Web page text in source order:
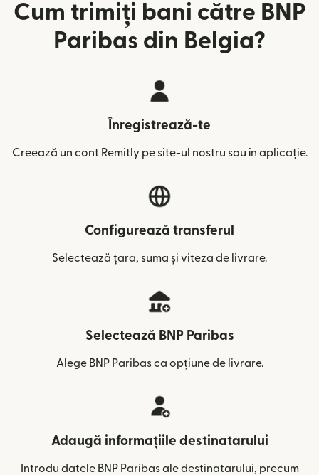
Cum trimiți bani către BNP
Paribas din Belgia?
Înregistrează-te
Creează un cont Remitly pe site-ul nostru sau în aplicație.
Configurează transferul
Selectează țara, suma și viteza de livrare.
Selectează BNP Paribas
Alege BNP Paribas ca opțiune de livrare.
Adaugă informațiile destinatarului
Introdu datele BNP Paribas ale destinatarului, precum